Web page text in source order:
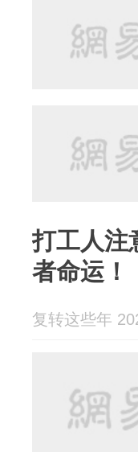
打工人注
者命运！
复转这些年